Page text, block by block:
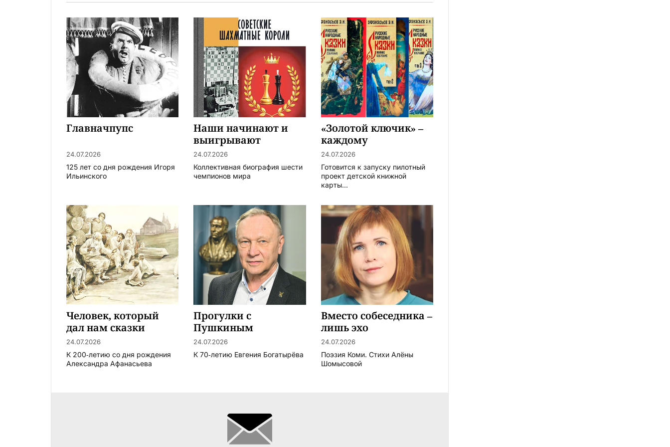
Главначпупс
24.07.2026
125 лет со дня рождения Игоря
Ильинского
Наши начинают и
выигрывают
24.07.2026
Коллективная биография шести
чемпионов мира
«Золотой ключик» –
каждому
24.07.2026
Готовится к запуску пилотный
проект детской книжной
карты...
Человек, который
дал нам сказки
24.07.2026
К 200‑летию со дня рождения
Александра Афанасьева
Прогулки с
Пушкиным
24.07.2026
К 70‑летию Евгения Богатырёва
Вместо собеседника –
лишь эхо
24.07.2026
Поэзия Коми. Стихи Алёны
Шомысовой